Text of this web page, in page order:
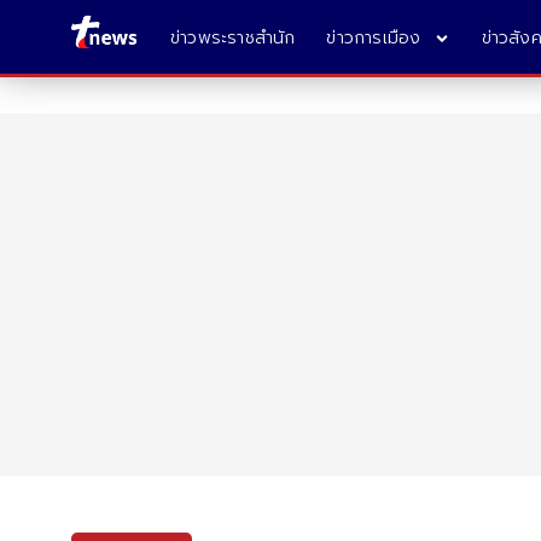
ข่าวพระราชสำนัก ข่าวการเมือง ข่าวสัง